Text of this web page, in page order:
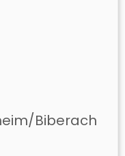
Biberach